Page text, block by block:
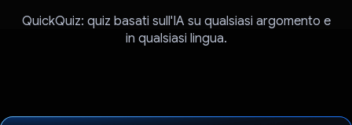
QuickQuiz: quiz basati sull'IA su qualsiasi argomento e
in qualsiasi lingua.